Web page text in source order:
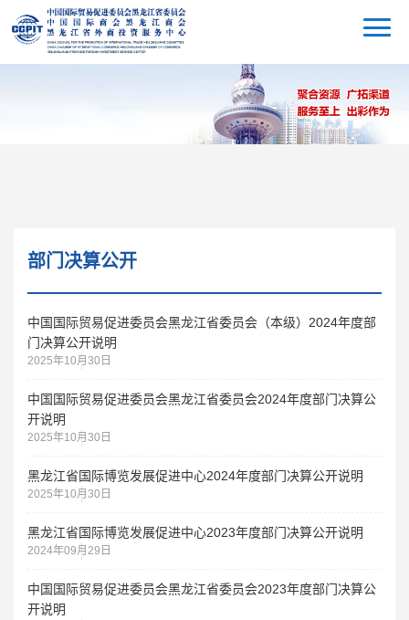
部门决算公开
中国国际贸易促进委员会黑龙江省委员会（本级）2024年度部
门决算公开说明
2025年10月30日
中国国际贸易促进委员会黑龙江省委员会2024年度部门决算公
开说明
2025年10月30日
黑龙江省国际博览发展促进中心2024年度部门决算公开说明
2025年10月30日
黑龙江省国际博览发展促进中心2023年度部门决算公开说明
2024年09月29日
中国国际贸易促进委员会黑龙江省委员会2023年度部门决算公
开说明